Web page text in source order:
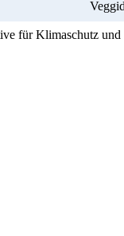
für Klimaschutz